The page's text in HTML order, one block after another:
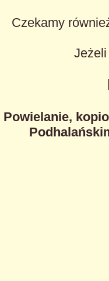
Czekamy
Powielanie,